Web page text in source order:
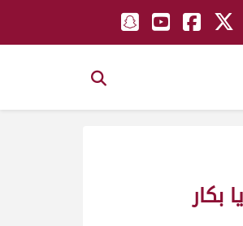
بن خليفة آل ثاني_سباق المحلي الخامس ش8 ثنايا بكار